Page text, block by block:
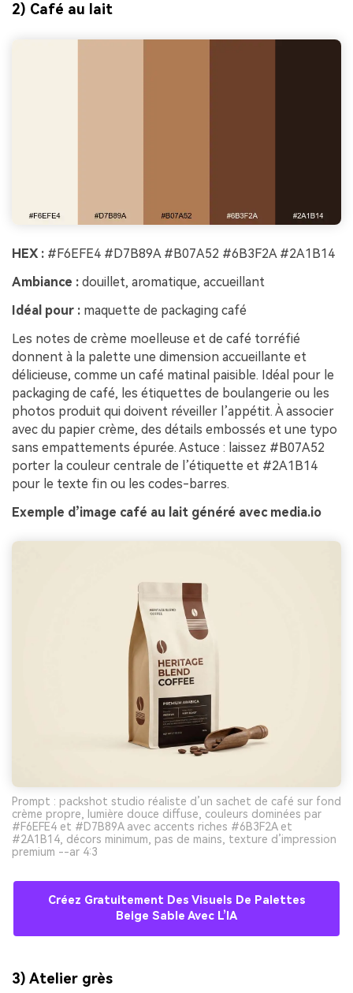
2) Café au lait
HEX : #F6EFE4 #D7B89A #B07A52 #6B3F2A #2A1B14
Ambiance : douillet, aromatique, accueillant
Idéal pour : maquette de packaging café
Les notes de crème moelleuse et de café torréfié
donnent à la palette une dimension accueillante et
délicieuse, comme un café matinal paisible. Idéal pour le
packaging de café, les étiquettes de boulangerie ou les
photos produit qui doivent réveiller l’appétit. À associer
avec du papier crème, des détails embossés et une typo
sans empattements épurée. Astuce : laissez #B07A52
porter la couleur centrale de l’étiquette et #2A1B14
pour le texte fin ou les codes-barres.
Exemple d’image café au lait généré avec media.io
Prompt : packshot studio réaliste d’un sachet de café sur fond
crème propre, lumière douce diffuse, couleurs dominées par
#F6EFE4 et #D7B89A avec accents riches #6B3F2A et
#2A1B14, décors minimum, pas de mains, texture d’impression
premium --ar 4:3
Créez Gratuitement Des Visuels De Palettes
Beige Sable Avec L’IA
3) Atelier grès